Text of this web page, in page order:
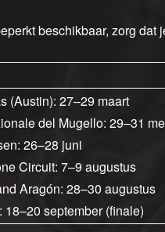
beschikbaar, zorg
(Austin): 27–29 maart
del Mugello: 29–31
26–28 juni
Circuit: 7–9 augustus
Aragón: 28–30 augustus
september (finale)